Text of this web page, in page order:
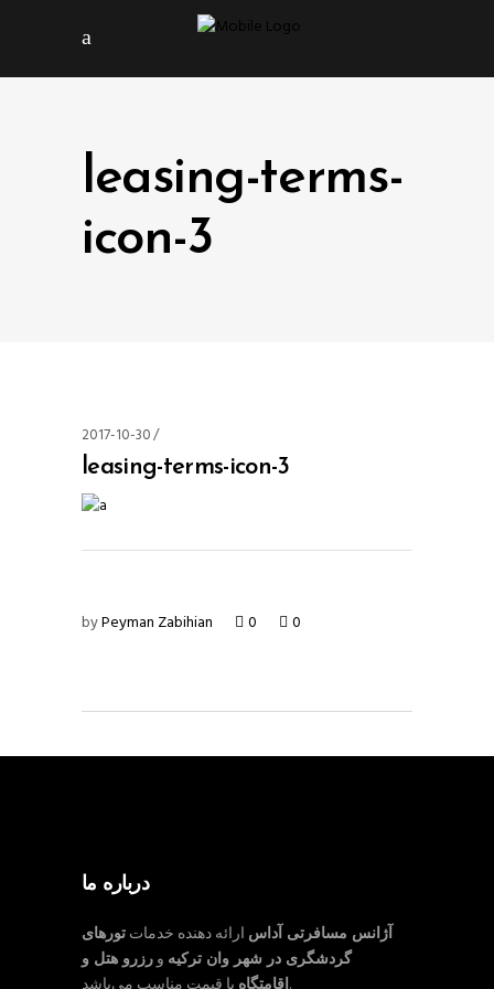
leasing-terms-
icon-3
2017-10-30
leasing-terms-icon-3
byPeyman Zabihian 0 0
درباره ما
آژانس مسافرتی آداس ارائه دهنده خدماتتورهای
گردشگری در شهر وان ترکیه ورزرو هتل و